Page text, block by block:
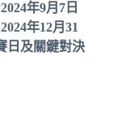
2024年9月7日
2024年12月31
日及關鍵對決